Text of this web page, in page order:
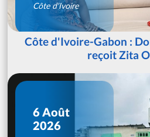
Côte d'Ivoire
Côte d'Ivoire-Gabon :
reçoit Zita
6 Août
2026